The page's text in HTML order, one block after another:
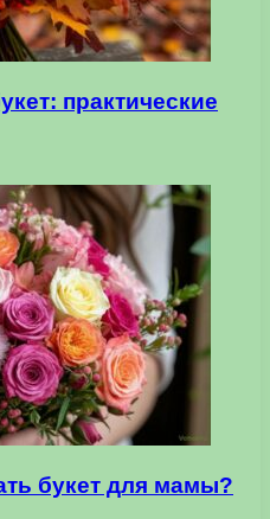
практические
букет для мамы?